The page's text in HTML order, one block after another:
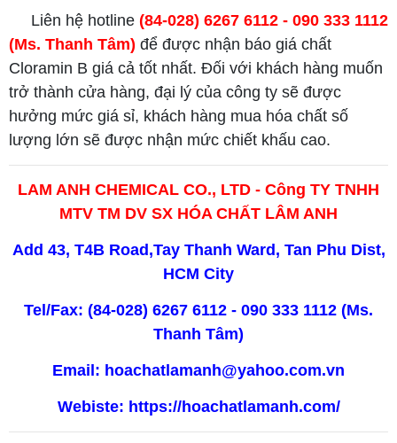
Liên hệ hotline (84-028) 6267 6112 - 090 333 1112
(Ms. Thanh Tâm) để được nhận báo giá chất
Cloramin B giá cả tốt nhất. Đối với khách hàng muốn
trở thành cửa hàng, đại lý của công ty sẽ được
hưởng mức giá sỉ, khách hàng mua hóa chất số
lượng lớn sẽ được nhận mức chiết khấu cao.
LAM ANH CHEMICAL CO., LTD - Công TY TNHH
MTV TM DV SX HÓA CHẤT LÂM ANH
Add 43, T4B Road,Tay Thanh Ward, Tan Phu Dist,
HCM City
Tel/Fax: (84-028) 6267 6112 - 090 333 1112 (Ms.
Thanh Tâm)
Email: hoachatlamanh@yahoo.com.vn
Webiste: https://hoachatlamanh.com/